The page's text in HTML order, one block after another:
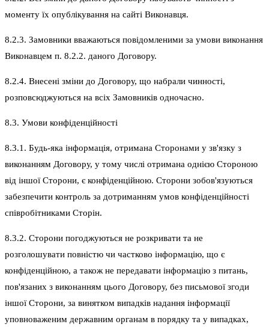
моменту їх опублікування на сайті Виконавця.
8.2.3. Замовники вважаються повідомленими за умови виконання
Виконавцем п. 8.2.2. даного Договору.
8.2.4. Внесені зміни до Договору, що набрали чинності,
розповсюджуються на всіх Замовників одночасно.
8.3. Умови конфіденційності
8.3.1. Будь-яка інформація, отримана Сторонами у зв'язку з
виконанням Договору, у тому числі отримана однією Стороною
від іншої Сторони, є конфіденційною. Сторони зобов'язуються
забезпечити контроль за дотриманням умов конфіденційності
співробітниками Сторін.
8.3.2. Сторони погоджуються не розкривати та не
розголошувати повністю чи частково інформацію, що є
конфіденційною, а також не передавати інформацію з питань,
пов'язаних з виконанням цього Договору, без письмової згоди
іншої Сторони, за винятком випадків надання інформації
уповноваженим державним органам в порядку та у випадках,